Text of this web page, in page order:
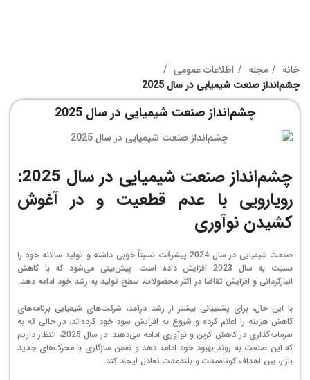
خانه مجله
اطلاعات عمومی
چشم‌انداز صنعت شیمیایی در سال 2025
چشم‌انداز صنعت شیمیایی در سال 2025
چشم‌انداز صنعت شیمیایی در سال 2025:
رویارویی با عدم قطعیت و در آغوش
کشیدن نوآوری
صنعت شیمیایی در سال 2024 پیشرفت نسبتاً خوبی داشته و تولید سالانه خود را
نسبت به سال 2023 افزایش داده است. پیش‌بینی می‌شود که با کاهش
انبارگردانی و افزایش تقاضا در اکثر محصولات، سطح تولید به رشد خود ادامه دهد.
با این حال، برای پشتیبانی بیشتر از رشد درآمد، شرکت‌های شیمیایی برنامه‌های
کاهش هزینه را اعلام کرده و شروع به افزایش سود خود کرده‌اند، در حالی که به
سرمایه‌گذاری در کاهش کربن و نوآوری ادامه می‌دهند. در سال 2025، انتظار داریم
که این صنعت به روند بهبود خود ادامه دهد و ضمن سازگاری با محرک‌های جدید
بازار، بین اهداف کوتاه‌مدت و بلندمدت تعادل ایجاد کند.